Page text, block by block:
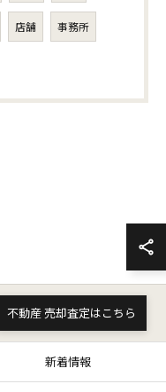
店舗 事務所
不動産 売却査定はこちら
新着情報